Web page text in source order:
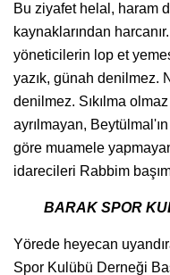
Bu ziyafet helal, haram
kaynaklarından
yöneticilerin lop et
yazık, günah denilmez.
denilmez. Sıkılma
ayrılmayan,
göre muamele
idarecileri Rabbim
BARAK SPOR
Yörede heyecan
Spor Kulübü Derneği